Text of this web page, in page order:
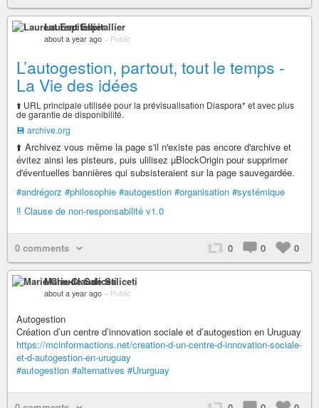
Laurent Espitallier
about a year ago – Public
L’autogestion, partout, tout le temps -
La Vie des idées
⬆️ URL principale utilisée pour la prévisualisation Diaspora* et avec plus
de garantie de disponibilité.
💾 archive.org
⬆️ Archivez vous même la page s'il n'existe pas encore d'archive et
évitez ainsi les pisteurs, puis ulilisez µBlockOrigin pour supprimer
d'éventuelles bannières qui subsisteraient sur la page sauvegardée.
#andrégorz #philosophie #autogestion #organisation #systémique
‼️ Clause de non-responsabilité v1.0
0 comments 0 0 0
Marie-Claude Saliceti
about a year ago – Public
Autogestion
Création d’un centre d’innovation sociale et d’autogestion en Uruguay
https://mcinformactions.net/creation-d-un-centre-d-innovation-sociale-
et-d-autogestion-en-uruguay
#autogestion #alternatives #Ururguay